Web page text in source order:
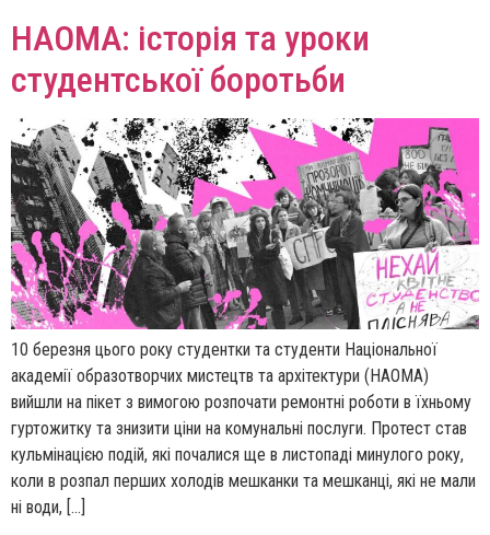
НАОМА: історія та уроки
студентської боротьби
10 березня цього року студентки та студенти Національної
академії образотворчих мистецтв та архітектури (НАОМА)
вийшли на пікет з вимогою розпочати ремонтні роботи в їхньому
гуртожитку та знизити ціни на комунальні послуги. Протест став
кульмінацією подій, які почалися ще в листопаді минулого року,
коли в розпал перших холодів мешканки та мешканці, які не мали
ні води, […]